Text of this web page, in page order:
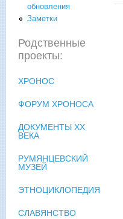
обновления
Заметки
Родственные
проекты:
ХРОНОС
ФОРУМ ХРОНОСА
ДОКУМЕНТЫ XX
ВЕКА
РУМЯНЦЕВСКИЙ
МУЗЕЙ
ЭТНОЦИКЛОПЕДИЯ
СЛАВЯНСТВО